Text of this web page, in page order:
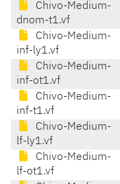
Chivo-Medium-
dnom-t1.vf
Chivo-Medium-
inf-ly1.vf
Chivo-Medium-
inf-ot1.vf
Chivo-Medium-
inf-t1.vf
Chivo-Medium-
lf-ly1.vf
Chivo-Medium-
lf-ot1.vf